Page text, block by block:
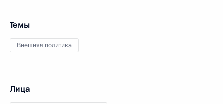
Темы
Внешняя политика
Лица